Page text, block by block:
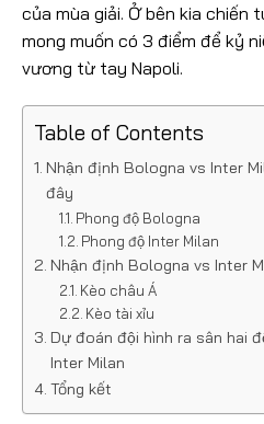
của mùa giải. Ở bên kia chiến
mong muốn có 3 điểm để kỷ
vương từ tay Napoli.
Table of Contents
Nhận định Bologna vs Inter
đây
Phong độ Bologna
Phong độ Inter Milan
Nhận định Bologna vs Inter
Kèo châu Á
Kèo tài xỉu
Dự đoán đội hình ra sân hai
Inter Milan
Tổng kết